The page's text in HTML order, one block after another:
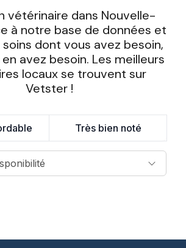
vétérinaire dans Nouvelle-
à notre base de données et
dont vous avez besoin,
avez besoin. Les meilleurs
locaux se trouvent sur
Vetster !
Très bien noté